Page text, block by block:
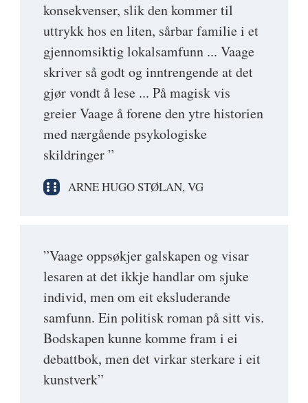
konsekvenser, slik den kommer til
uttrykk hos en liten, sårbar familie i et
gjennomsiktig lokalsamfunn ... Vaage
skriver så godt og inntrengende at det
gjør vondt å lese ... På magisk vis
greier Vaage å forene den ytre historien
med nærgående psykologiske
skildringer ”
ARNE HUGO STØLAN, VG
”Vaage oppsøkjer galskapen og visar
lesaren at det ikkje handlar om sjuke
individ, men om eit eksluderande
samfunn. Ein politisk roman på sitt vis.
Bodskapen kunne komme fram i ei
debattbok, men det virkar sterkare i eit
kunstverk”